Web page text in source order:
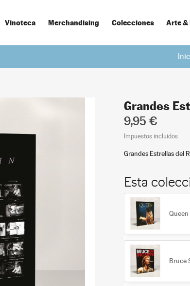
Vinoteca Merchandising Colecciones Arte &
Grandes
9,95 €
Impuestos incluidos
Grandes Estrellas del
Esta
Queen
Bruce